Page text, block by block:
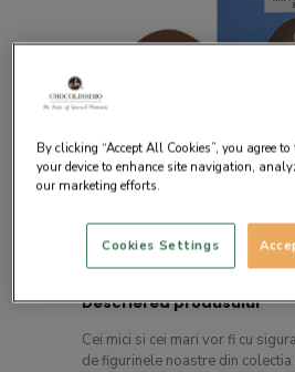
Descrierea produsului
Cei mici si cei mari vor fi cu
de figurinele noastre din colectia
By clicking “Accept All Cookies”, you agree
your device to enhance site navigation,
our marketing efforts.
Cookies Settings